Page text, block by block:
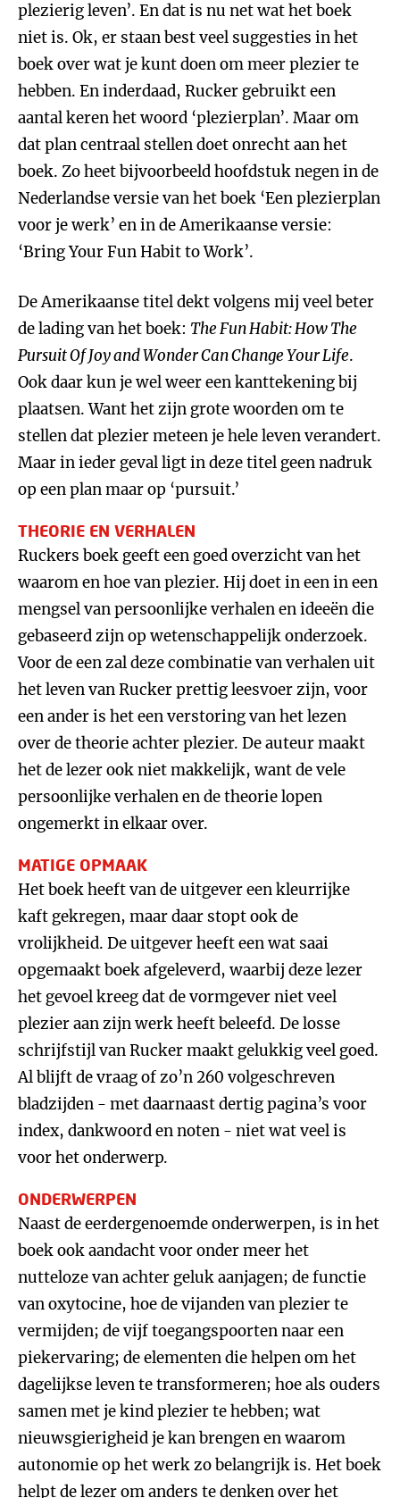
plezierig leven’. En dat is nu net wat het boek
niet is. Ok, er staan best veel suggesties in het
boek over wat je kunt doen om meer plezier te
hebben. En inderdaad, Rucker gebruikt een
aantal keren het woord ‘plezierplan’. Maar om
dat plan centraal stellen doet onrecht aan het
boek. Zo heet bijvoorbeeld hoofdstuk negen in de
Nederlandse versie van het boek ‘Een plezierplan
voor je werk’ en in de Amerikaanse versie:
‘Bring Your Fun Habit to Work’.
De Amerikaanse titel dekt volgens mij veel beter
de lading van het boek: The Fun Habit: How The
Pursuit Of Joy and Wonder Can Change Your Life.
Ook daar kun je wel weer een kanttekening bij
plaatsen. Want het zijn grote woorden om te
stellen dat plezier meteen je hele leven verandert.
Maar in ieder geval ligt in deze titel geen nadruk
op een plan maar op ‘pursuit.’
THEORIE EN VERHALEN
Ruckers boek geeft een goed overzicht van het
waarom en hoe van plezier. Hij doet in een in een
mengsel van persoonlijke verhalen en ideeën die
gebaseerd zijn op wetenschappelijk onderzoek.
Voor de een zal deze combinatie van verhalen uit
het leven van Rucker prettig leesvoer zijn, voor
een ander is het een verstoring van het lezen
over de theorie achter plezier. De auteur maakt
het de lezer ook niet makkelijk, want de vele
persoonlijke verhalen en de theorie lopen
ongemerkt in elkaar over.
MATIGE OPMAAK
Het boek heeft van de uitgever een kleurrijke
kaft gekregen, maar daar stopt ook de
vrolijkheid. De uitgever heeft een wat saai
opgemaakt boek afgeleverd, waarbij deze lezer
het gevoel kreeg dat de vormgever niet veel
plezier aan zijn werk heeft beleefd. De losse
schrijfstijl van Rucker maakt gelukkig veel goed.
Al blijft de vraag of zo’n 260 volgeschreven
bladzijden - met daarnaast dertig pagina’s voor
index, dankwoord en noten - niet wat veel is
voor het onderwerp.
ONDERWERPEN
Naast de eerdergenoemde onderwerpen, is in het
boek ook aandacht voor onder meer het
nutteloze van achter geluk aanjagen; de functie
van oxytocine, hoe de vijanden van plezier te
vermijden; de vijf toegangspoorten naar een
piekervaring; de elementen die helpen om het
dagelijkse leven te transformeren; hoe als ouders
samen met je kind plezier te hebben; wat
nieuwsgierigheid je kan brengen en waarom
autonomie op het werk zo belangrijk is. Het boek
helpt de lezer om anders te denken over het